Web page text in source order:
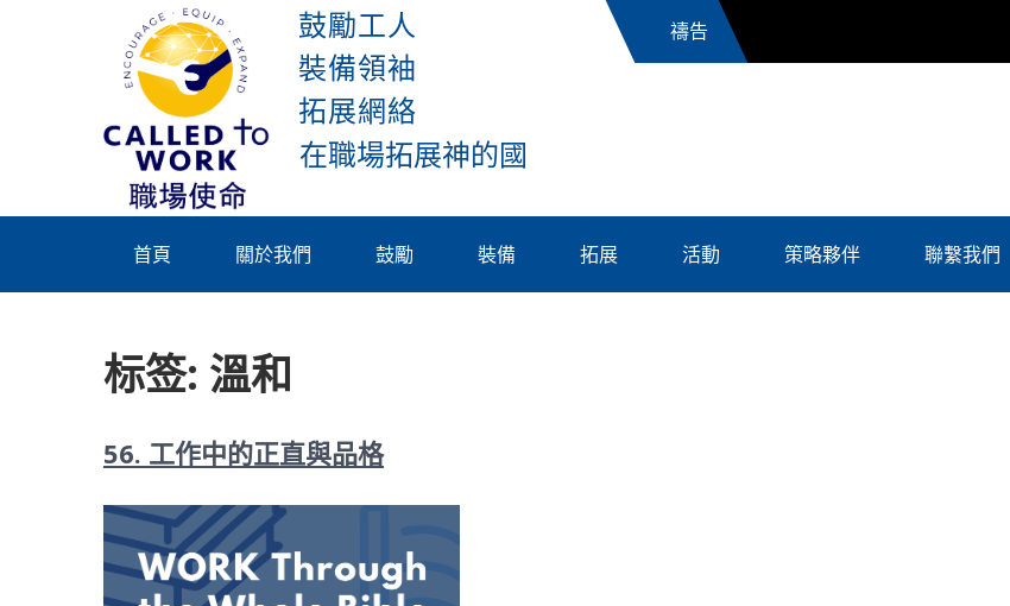
Called To
Work
鼓勵工人
裝備領袖
拓展網絡
首頁 關於我們 鼓勵 裝備 拓展 活動 策略夥伴 聯繫我們
标签: 溫和
56. 工作中的正直與品格